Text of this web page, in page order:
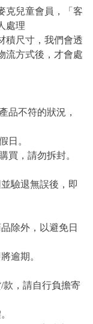
克兒童會員，「客
處理
積尺寸，我們會透
流方式後，才會處
品不符的狀況，
日。
買，請勿拆封。
驗退無誤後，即
除外，以避免日
逾期。
款，請自行負擔寄